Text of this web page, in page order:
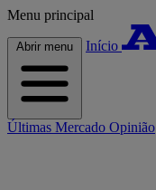
Menu principal
Abrir menu Início
Últimas Mercado Opinião